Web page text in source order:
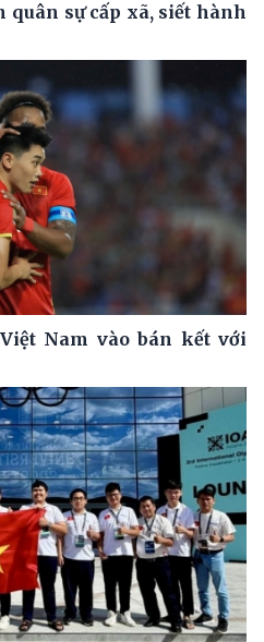
quân sự cấp xã, siết hành
Nam vào bán kết với